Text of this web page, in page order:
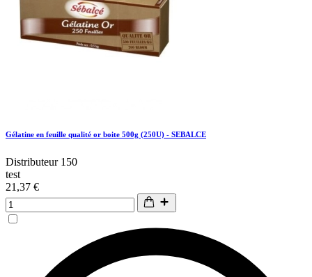
Gélatine en feuille qualité or boite 500g (250U) - SEBALCE
Distributeur 150
test
21,37 €